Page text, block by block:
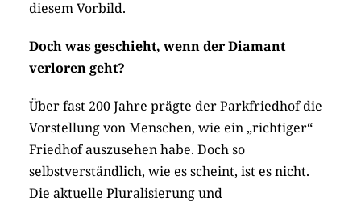
diesem Vorbild.
Doch was geschieht, wenn der Diamant
verloren geht?
Über fast 200 Jahre prägte der Parkfriedhof die
Vorstellung von Menschen, wie ein „richtiger“
Friedhof auszusehen habe. Doch so
selbstverständlich, wie es scheint, ist es nicht.
Die aktuelle Pluralisierung und